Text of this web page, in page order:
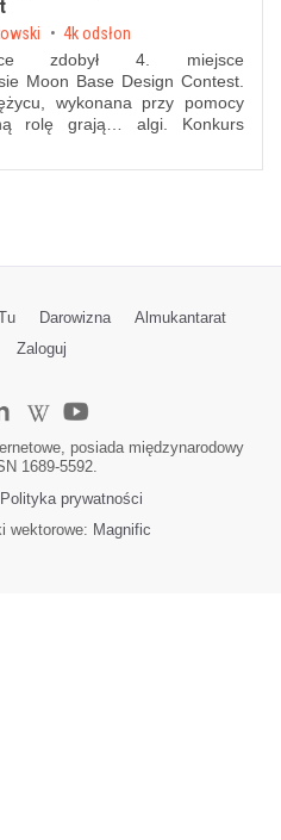
4k odsłon
zdobył 4. miejsce
Moon Base Design Contest.
wykonana przy pomocy
rolę grają… algi. Konkurs
Darowizna
Almukantarat
Zaloguj
posiada międzynarodowy
1689-5592.
Polityka prywatności
Magnific